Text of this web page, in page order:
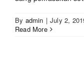
By admin | July 2,
Read More